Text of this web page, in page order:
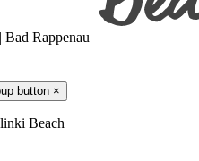
Rappenau
×